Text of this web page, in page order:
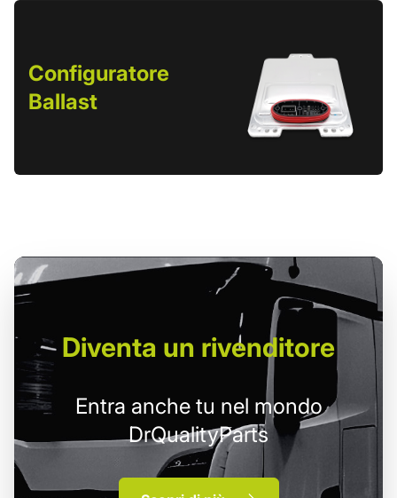
Configuratore
Ballast
Diventa un rivenditore
Entra anche tu nel mondo
DrQualityParts